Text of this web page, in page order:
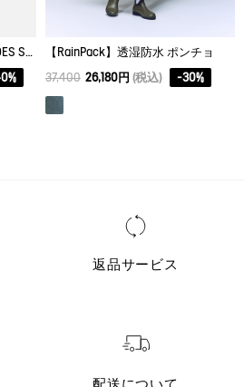
【AIGLE EXPERIENCE BY ÉTUDES STUDIO】 4IN1フーデッドジャケット
%
【RainPack】透湿防水 ポンチョ
37,400 26,180円 (税込) -30%
返品サービス